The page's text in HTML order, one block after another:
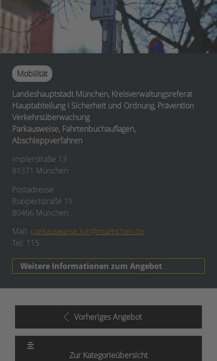
Mobilität
Landeshauptstadt München, Kreisverwaltungsreferat
Hauptabteilung I Sicherheit und Ordnung, Prävention
Verkehrsüberwachung
Parkausweise, Fahrtenbuchauflagen,
Abschleppverfahren
Implerstraße 13
81371 München
Postadresse:
Ruppertstraße 19
80466 München
Mail: parkausweise.kvr@muenchen.de
Tel: 115
Weitere Informationen zum Angebot
Vorheriges Angebot
Zur Kategorieübersicht